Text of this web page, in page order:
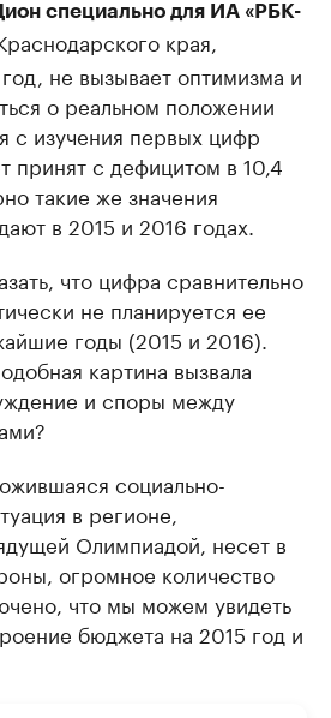
специально для ИА «РБК-
края,
не вызывает оптимизма и
о реальном положении
с изучения первых цифр
принят с дефицитом в 10,4
такие же значения
в 2015 и 2016 годах.
что цифра сравнительно
не планируется ее
годы (2015 и 2016).
картина вызвала
и споры между
социально-
в регионе,
Олимпиадой, несет в
огромное количество
что мы можем увидеть
бюджета на 2015 год и